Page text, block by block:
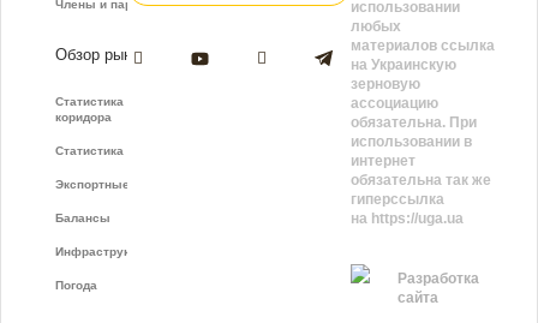
Члены и партнёры
Обзор рынка
Статистика зернового
коридора
Статистика фрахта
Экспортные показатели
Балансы
Инфраструктура
Погода
использовании
любых
материалов ссылка
на Украинскую
зерновую
ассоциацию
обязательна. При
использовании в
интернет
обязательна так же
гиперссылка
на https://uga.ua
Разработка
сайта